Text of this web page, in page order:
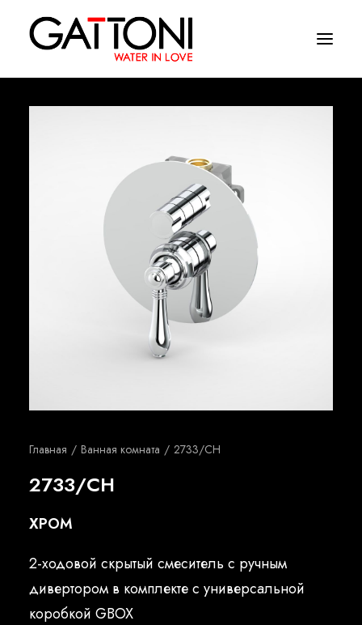
Oружающая среда
Главная Ванная комната 2733/CH
2733/CH
ХРОМ
2-ходовой скрытый смеситель с ручным
дивертором в комплекте с универсальной
коробкой GBOX